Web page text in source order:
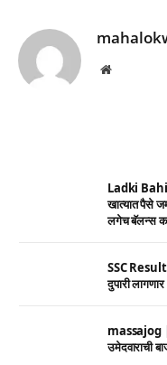
Website
Ladki
खात्यात पैसे
लगेच बॅलन्स
SSC Result
दुपारी
massajog |
उमेदवाराची